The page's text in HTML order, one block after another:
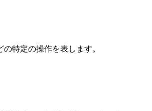
特定の操作を表します。